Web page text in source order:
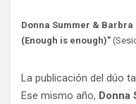
Donna Summer & Barbra
(Enough is enough)”
La publicación del dúo
Ese mismo año, Donna